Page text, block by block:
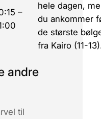
–
hele dagen,
du ankommer
de største
fra Kairo (11-
andre
til